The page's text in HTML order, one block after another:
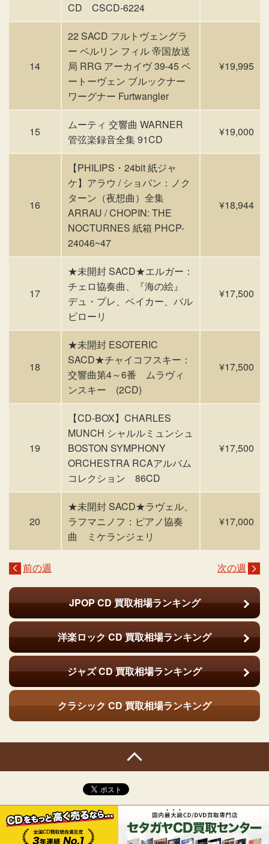
CD CSCD-6224
14
22 SACD フルトヴェングラ
ー ベルリン フィル 帝国放送
局 RRG アーカイヴ 39-45 ベ
ートーヴェン ブルックナー
ワーグナー Furtwangler
¥19,995
15
ムーティ 交響曲 WARNER
管弦楽録音全集 91CD
¥19,000
16
【PHILIPS・24bit 紙ジャ
ケ】アラウ / ショパン：ノク
ターン（夜想曲）全集
ARRAU / CHOPIN: THE
NOCTURNES 紙箱 PHCP-
24046~47
¥18,944
17
★未開封 SACD★エルガー：
チェロ協奏曲、『海の絵』
デュ・プレ、ベイカー、バル
ビローリ
¥17,500
18
★未開封 ESOTERIC
SACD★チャイコフスキー：
交響曲第4～6番 ムラヴィ
ンスキー (2CD)
¥17,500
19
【CD-BOX】CHARLES
MUNCH シャルルミュンシュ
BOSTON SYMPHONY
ORCHESTRA RCAアルバム
コレクション 86CD
¥17,500
20
★未開封 SACD★ラヴェル、
ラフマニノフ：ピアノ協奏
曲 ミケランジェリ
¥17,000
前の週 次の週
JPOP CD買取相場ランキング
洋楽ロック CD買取相場ランキング
ジャズ CD買取相場ランキング
クラシック CD 買取相場ランキング